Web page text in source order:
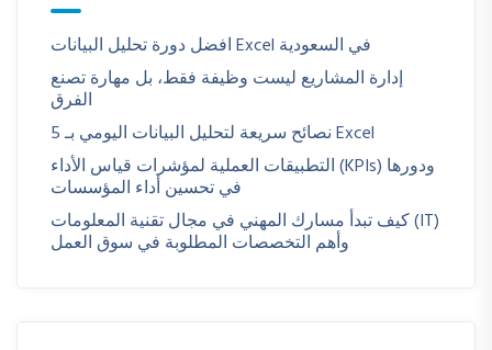
افضل دورة تحليل البيانات Excel في السعودية
إدارة المشاريع ليست وظيفة فقط، بل مهارة تصنع
الفرق
5 نصائح سريعة لتحليل البيانات اليومي بـ Excel
التطبيقات العملية لمؤشرات قياس الأداء (KPIs) ودورها
في تحسين أداء المؤسسات
كيف تبدأ مسارك المهني في مجال تقنية المعلومات (IT)
وأهم التخصصات المطلوبة في سوق العمل